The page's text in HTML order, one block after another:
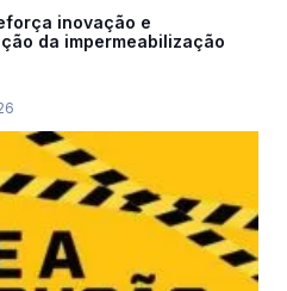
inovação e
da impermeabilização